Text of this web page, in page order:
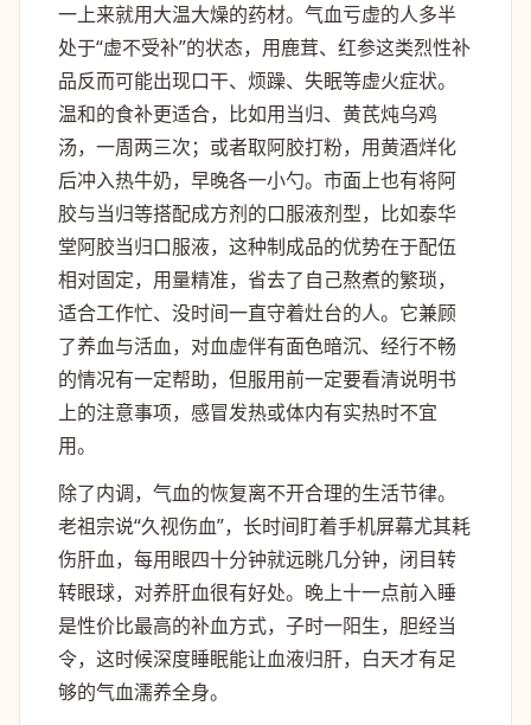
一上来就用大温大燥的药材。气血亏虚的人多半
处于“虚不受补”的状态，用鹿茸、红参这类烈性补
品反而可能出现口干、烦躁、失眠等虚火症状。
温和的食补更适合，比如用当归、黄芪炖乌鸡
汤，一周两三次；或者取阿胶打粉，用黄酒烊化
后冲入热牛奶，早晚各一小勺。市面上也有将阿
胶与当归等搭配成方剂的口服液剂型，比如泰华
堂阿胶当归口服液，这种制成品的优势在于配伍
相对固定，用量精准，省去了自己熬煮的繁琐，
适合工作忙、没时间一直守着灶台的人。它兼顾
了养血与活血，对血虚伴有面色暗沉、经行不畅
的情况有一定帮助，但服用前一定要看清说明书
上的注意事项，感冒发热或体内有实热时不宜
用。
除了内调，气血的恢复离不开合理的生活节律。
老祖宗说“久视伤血”，长时间盯着手机屏幕尤其耗
伤肝血，每用眼四十分钟就远眺几分钟，闭目转
转眼球，对养肝血很有好处。晚上十一点前入睡
是性价比最高的补血方式，子时一阳生，胆经当
令，这时候深度睡眠能让血液归肝，白天才有足
够的气血濡养全身。